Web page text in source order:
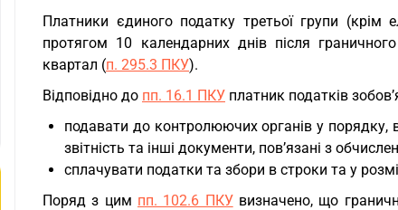
Платники єдиного податку третьої групи (крім
протягом 10 календарних днів після
квартал (п. 295.3 ПКУ).
Відповідно до пп. 16.1 ПКУ платник податків
подавати до контролюючих органів у
звітність та інші документи, пов’язані з
сплачувати податки та збори в строки та у
Поряд з цим пп. 102.6 ПКУвизначено, що